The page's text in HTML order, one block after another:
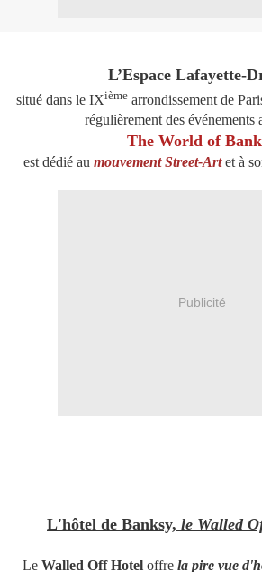
L’Espace Lafayette-
situé dans le IXièmearrondissement de
régulièrement des événements
The World of
est dédié au mouvement Street-Artet à
Publicité
L'hôtel de Banksy, le Walled
Le Walled Off Hotel offre la pire vue